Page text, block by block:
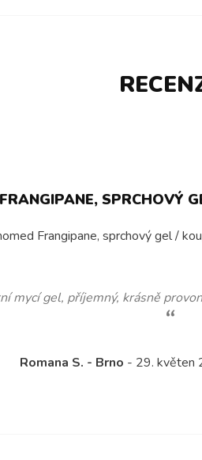
SPRCHOVÝ
Frangipane, sprchový gel /
mycí gel, příjemný, krásně
Romana S. - Brno - 29. květen